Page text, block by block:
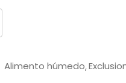
Alimento húmedo